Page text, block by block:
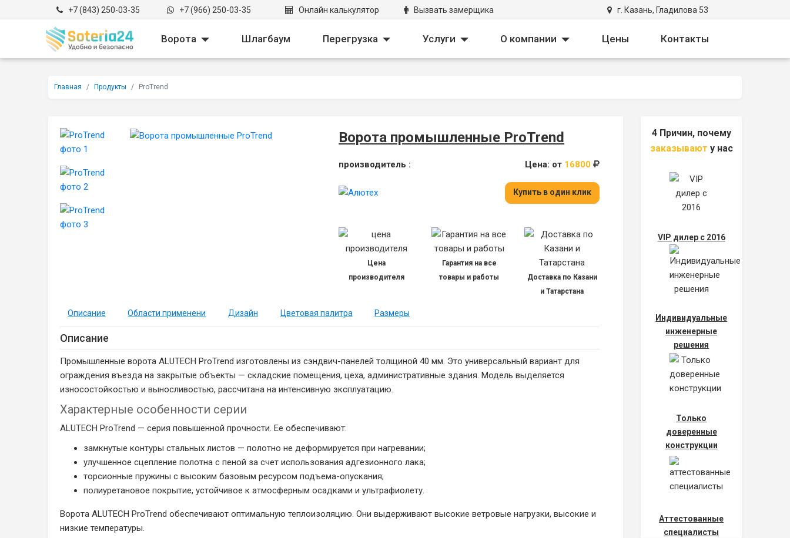
Перейти к содержимому+7 (843) 250-03-35 +7 (966) 250-03-35 Онлайн калькулятор Вызвать замерщика г. Казань, Гладилова 53
Ворота Toggle Dropdown
Шлагбаум Перегрузка Toggle Dropdown
Услуги Toggle Dropdown
О компании Toggle Dropdown
Цены Контакты
Главная Продукты ProTrend
Ворота промышленные ProTrend
производитель : Цена: от 16800
Купить в один клик
Цена
производителя
Гарантия на все
товары и работы
Доставка по Казани
и Татарстана
Описание Области применени Дизайн Цветовая палитра Размеры
Описание
Промышленные ворота ALUTECH ProTrend изготовлены из сэндвич-панелей толщиной 40 мм. Это универсальный вариант для
ограждения въезда на закрытые объекты — складские помещения, цеха, административные здания. Модель выделяется
износостойкостью и выносливостью, рассчитана на интенсивную эксплуатацию.
Характерные особенности серии
ALUTECH ProTrend — серия повышенной прочности. Ее обеспечивают:
замкнутые контуры стальных листов — полотно не деформируется при нагревании;
улучшенное сцепление полотна с пеной за счет использования адгезионного лака;
торсионные пружины с высоким базовым ресурсом подъема-опускания;
полиуретановое покрытие, устойчивое к атмосферным осадками и ультрафиолету.
Ворота ALUTECH ProTrend обеспечивают оптимальную теплоизоляцию. Они выдерживают высокие ветровые нагрузки, высокие и
низкие температуры.
4 Причин, почему
заказывают у нас
VIP дилер с 2016
Индивидуальные
инженерные
решения
Только
доверенные
конструкции
Аттестованные
специалисты